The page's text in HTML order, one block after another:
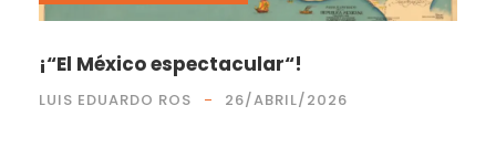
¡“El México espectacular“!
LUIS EDUARDO ROS 26/ABRIL/2026